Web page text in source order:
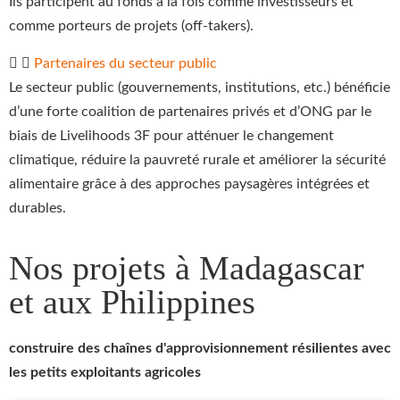
comme porteurs de projets (off-takers).
Partenaires du secteur public
Le secteur public (gouvernements, institutions, etc.) bénéficie
d’une forte coalition de partenaires privés et d’ONG par le
biais de Livelihoods 3F pour atténuer le changement
climatique, réduire la pauvreté rurale et améliorer la sécurité
alimentaire grâce à des approches paysagères intégrées et
durables.
Nos projets à Madagascar
et aux Philippines
construire des chaînes d'approvisionnement résilientes avec
les petits exploitants agricoles